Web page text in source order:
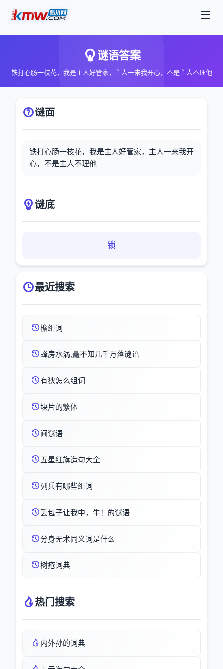
谜语答案
铁打心肠一枝花，我是主人好管家，主人一来我开心，不是主人不理他
谜面
铁打心肠一枝花，我是主人好管家，主人一来我开
心，不是主人不理他
谜底
锁
最近搜索
檐组词
蜂房水涡,矗不知几千万落谜语
有狄怎么组词
块片的繁体
阃谜语
五星红旗造句大全
列兵有哪些组词
丢包子让我中，牛！的谜语
分身无术同义词是什么
树疮词典
热门搜索
内外孙的词典